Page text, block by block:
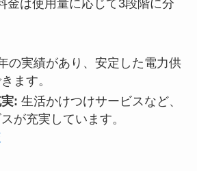
金は使用量に応じて3段階に分
の実績があり、安定した電力供
ます。
: 生活かけつけサービスなど、
が充実しています。